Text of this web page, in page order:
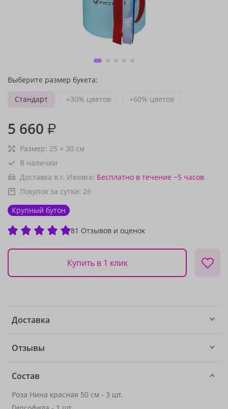
Выберите размер букета:
Стандарт
+30% цветов +60% цветов
5 660 ₽
Размер: 25 × 30 см
В наличии
Доставка в г. Ижевск: Бесплатно в течение ~5 часов
Покупок за сутки: 26
Крупный бутон
81 Отзывов и оценок
Купить в 1 клик
Доставка
Отзывы
Состав
Роза Нина красная 50 см - 3 шт.